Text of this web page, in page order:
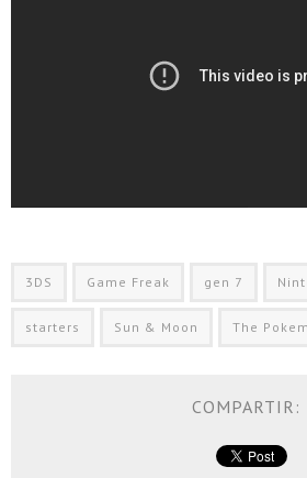
3DS Game Freak gen 7
starters Sun & Moon The
COMPARTIR: